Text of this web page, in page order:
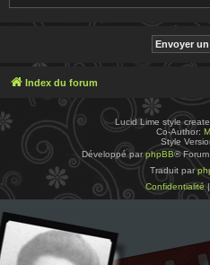
Index du forum
Lucid Lime style
Co-Author:
Style
Développé parphpBB®
Traduit par
Confidentialité|